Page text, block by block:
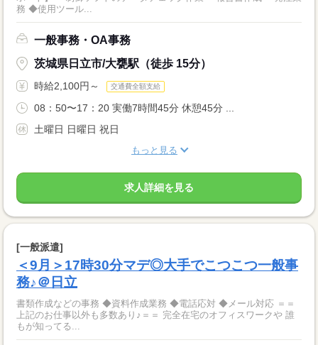
務 ◆使用ツール...
一般事務・OA事務
茨城県日立市/大甕駅（徒歩 15分）
時給2,100円～ 交通費全額支給
08：50〜17：20 実働7時間45分 休憩45分 ...
土曜日 日曜日 祝日
もっと見る
求人詳細を見る
[一般派遣]
＜9月＞17時30分マデ◎大手でこつこつ一般事
務♪＠日立
書類作成などの事務 ◆資料作成業務 ◆電話応対 ◆メール対応 ＝＝
上記のお仕事以外も多数あり♪＝＝ 完全在宅のオフィスワークや 誰
もが知ってる...